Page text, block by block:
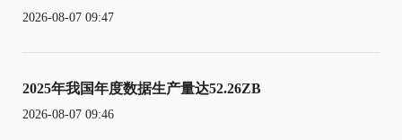
2026-08-07 09:47
2025年我国年度数据生产量达52.26ZB
2026-08-07 09:46